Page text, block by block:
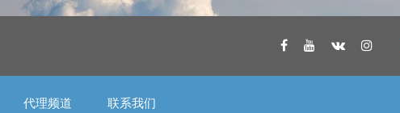
代理频道 联系我们